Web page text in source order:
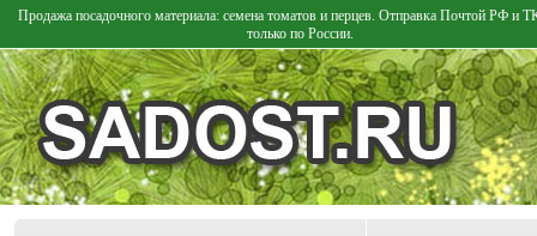
Продажа посадочного материала: семена томатов и перцев. Отправка Почтой РФ и
только по России.